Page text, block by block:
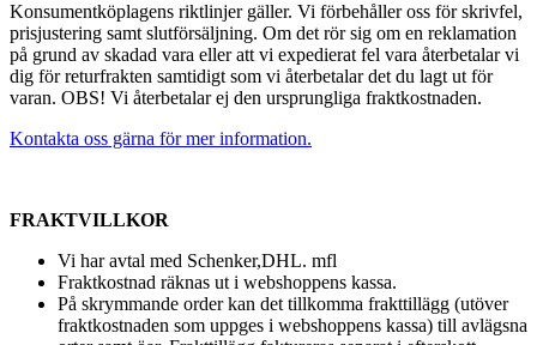
Konsumentköplagens riktlinjer gäller. Vi förbehåller oss för skrivfel,
prisjustering samt slutförsäljning. Om det rör sig om en reklamation
på grund av skadad vara eller att vi expedierat fel vara återbetalar vi
dig för returfrakten samtidigt som vi återbetalar det du lagt ut för
varan. OBS! Vi återbetalar ej den ursprungliga fraktkostnaden.
Kontakta oss gärna för mer information.
FRAKTVILLKOR
Vi har avtal med Schenker,DHL. mfl
Fraktkostnad räknas ut i webshoppens kassa.
På skrymmande order kan det tillkomma frakttillägg (utöver
fraktkostnaden som uppges i webshoppens kassa) till avlägsna